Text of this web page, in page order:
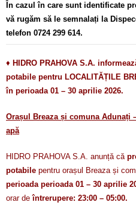
În cazul în care sunt identificate
vă rugăm să le semnalați la
telefon 0724 299 614.
♦ HIDRO PRAHOVA S.A.
potabile pentru LOCALITĂȚILE
în perioada 01 – 30 aprilie 2026.
Orașul Breaza și comuna Adunați
apă
HIDRO PRAHOVA S.A. anunță că
potabile pentru orașul Breaza și
perioada perioada 01 – 30 aprilie
orar deîntrerupere: 23:00 – 05:00.